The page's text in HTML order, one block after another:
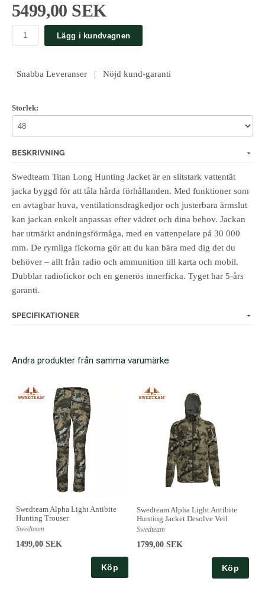
5499,00 SEK
Lägg i kundvagnen
Snabba Leveranser | Nöjd kund-garanti
Storlek:
BESKRIVNING
Swedteam Titan Long Hunting Jacket är en slitstark vattentät
jacka byggd för att tåla hårda förhållanden. Med funktioner som
en avtagbar huva, ventilationsdragkedjor och justerbara ärmslut
kan jackan enkelt anpassas efter vädret och dina behov. Jackan
har utmärkt andningsförmåga, med en vattenpelare på 30 000
mm. De rymliga fickorna gör att du kan bära med dig det du
behöver – allt från radio och ammunition till karta och mobil.
Dubblar radiofickor och en generös innerficka. Tyget har 5-års
garanti.
SPECIFIKATIONER
Andra produkter från samma varumärke
Swedteam Alpha Light Antibite
Hunting Trouser
Swedteam
1499,00 SEK
Köp
Swedteam Alpha Light Antibite
Hunting Jacket Desolve Veil
Swedteam
1799,00 SEK
Köp